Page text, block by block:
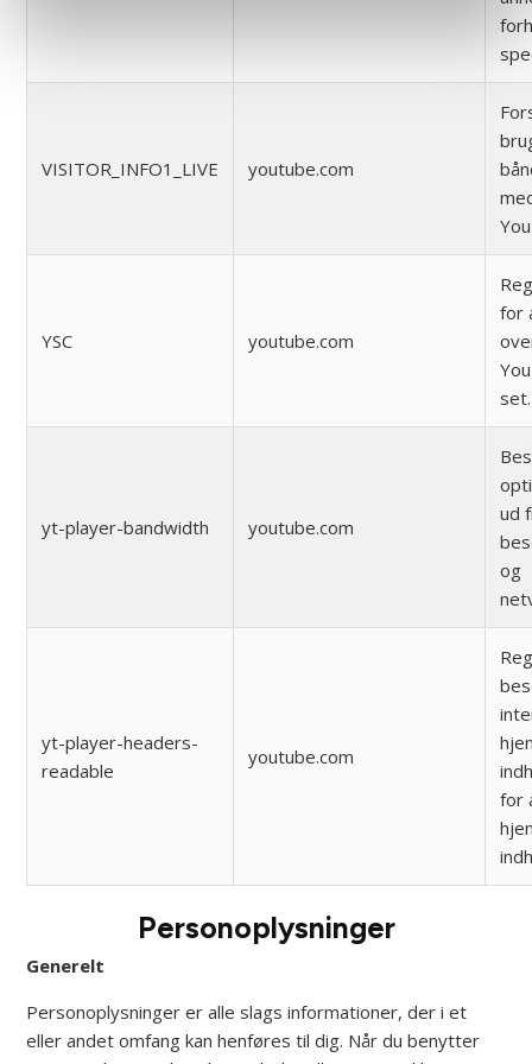
VISITOR_INFO1_LIVE youtube.com
YSC youtube.com
for
set.
yt-player-bandwidth youtube.com
ud
og
yt-player-headers-
readable
youtube.com
for
Personoplysninger
Generelt
Personoplysninger er alle slags informationer, der i et
eller andet omfang kan henføres til dig. Når du benytter